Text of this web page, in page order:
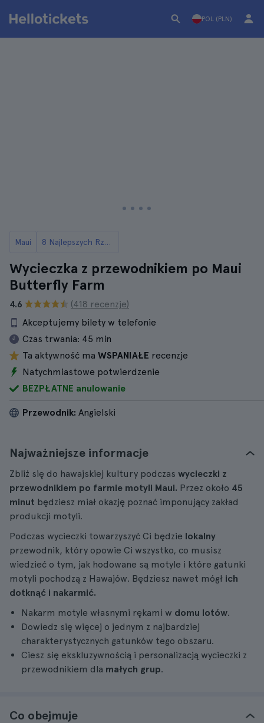
POL (PLN)
Maui 8 Najlepszych Rzeczy do Zrobienia na Maui
Wycieczka z przewodnikiem po Maui
Butterfly Farm
4.6
(418 recenzje)
Akceptujemy bilety w telefonie
Czas trwania: 45 min
Ta aktywność ma WSPANIAŁE recenzje
Natychmiastowe potwierdzenie
BEZPŁATNE anulowanie
Przewodnik: Angielski
Najważniejsze informacje
Zbliż się do hawajskiej kultury podczas wycieczki z
przewodnikiem po farmie motyli Maui. Przez około 45
minut będziesz miał okazję poznać imponujący zakład
produkcji motyli.
Podczas wycieczki towarzyszyć Ci będzie lokalny
przewodnik, który opowie Ci wszystko, co musisz
wiedzieć o tym, jak hodowane są motyle i które gatunki
motyli pochodzą z Hawajów. Będziesz nawet mógł ich
dotknąć i nakarmić.
Nakarm motyle własnymi rękami w domu lotów.
Dowiedz się więcej o jednym z najbardziej
charakterystycznych gatunków tego obszaru.
Ciesz się ekskluzywnością i personalizacją wycieczki z
przewodnikiem dla małych grup.
Co obejmuje